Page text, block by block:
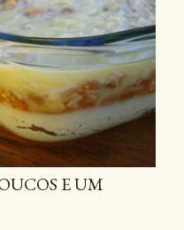
E UM